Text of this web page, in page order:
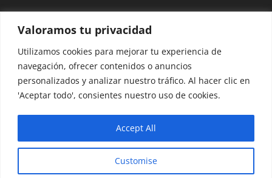
Valoramos tu privacidad
Utilizamos cookies para mejorar tu experiencia de
navegación, ofrecer contenidos o anuncios
personalizados y analizar nuestro tráfico. Al hacer clic en
'Aceptar todo', consientes nuestro uso de cookies.
Customise
Accept All
Escapes por el Mundo | Blog de Viajes | 2017 - 2026 ©